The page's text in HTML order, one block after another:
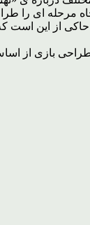
مرحله ای را
از این است
طراحی بازی از